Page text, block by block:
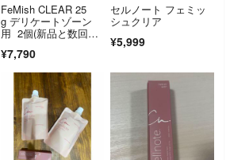
FeMish CLEAR 25
g デリケートゾーン
用 2個(新品と数回使
¥7,790
セルノート フェミッ
シュクリア
¥5,999